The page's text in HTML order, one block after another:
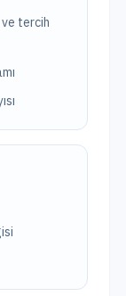
ve tercih